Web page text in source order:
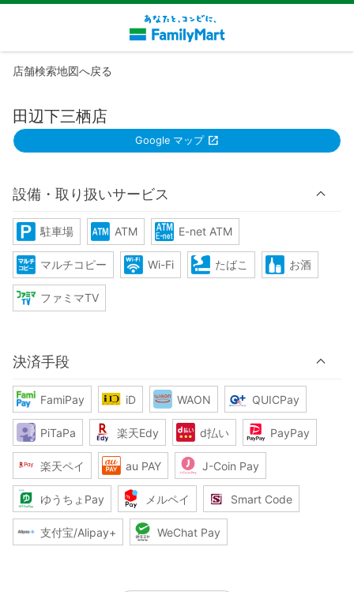
店舗検索地図へ戻る
田辺下三栖店
Google マップ
設備・取り扱いサービス
駐車場 ATM E-net ATM
マルチコピー Wi-Fi たばこ お酒
ファミマTV
決済手段
FamiPay iD WAON QUICPay
PiTaPa 楽天Edy d払い PayPay
楽天ペイ au PAY J-Coin Pay
ゆうちょPay メルペイ Smart Code
支付宝/Alipay+ WeChat Pay